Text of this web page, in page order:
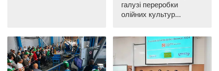
галузі переробки
олійних культур...